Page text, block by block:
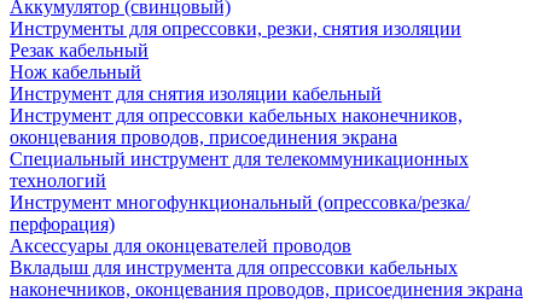
Аккумулятор (свинцовый)
Инструменты для опрессовки, резки, снятия изоляции
Резак кабельный
Нож кабельный
Инструмент для снятия изоляции кабельный
Инструмент для опрессовки кабельных наконечников,
оконцевания проводов, присоединения экрана
Специальный инструмент для телекоммуникационных
технологий
Инструмент многофункциональный (опрессовка/резка/
перфорация)
Аксессуары для оконцевателей проводов
Вкладыш для инструмента для опрессовки кабельных
наконечников, оконцевания проводов, присоединения экрана